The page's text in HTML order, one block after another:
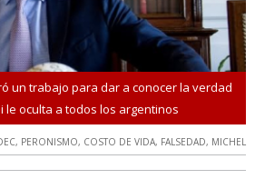
un trabajo para dar a conocer la verdad
le oculta a todos los argentinos
, PERONISMO, COSTO DE VIDA, FALSEDAD, MICHEL